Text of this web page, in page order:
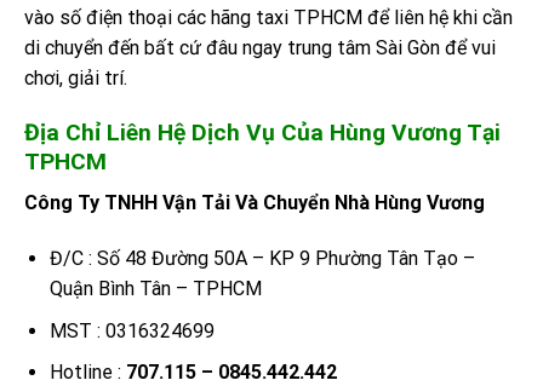
vào số điện thoại các hãng taxi TPHCM để liên hệ khi cần
di chuyển đến bất cứ đâu ngay trung tâm Sài Gòn để vui
chơi, giải trí.
Địa Chỉ Liên Hệ Dịch Vụ Của Hùng Vương Tại
TPHCM
Công Ty TNHH Vận Tải Và Chuyển Nhà Hùng Vương
Đ/C : Số 48 Đường 50A – KP 9 Phường Tân Tạo –
Quận Bình Tân – TPHCM
MST : 0316324699
Hotline : 707.115 – 0845.442.442